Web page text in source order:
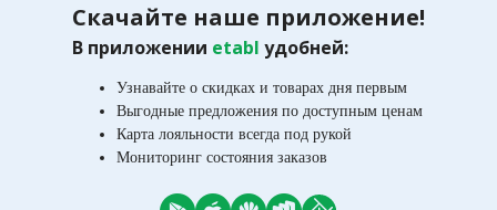
Скачайте наше приложение!
В приложении etabl удобней:
Узнавайте о скидках и товарах дня первым
Выгодные предложения по доступным ценам
Карта лояльности всегда под рукой
Мониторинг состояния заказов